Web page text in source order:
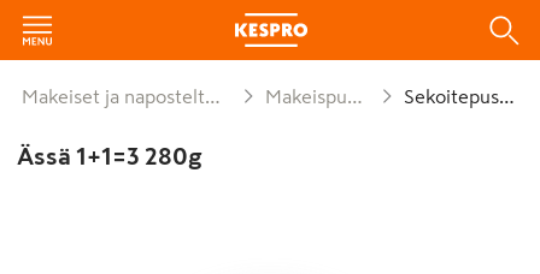
Makeiset ja naposteltavat Makeispussit Sekoitepussit
Ässä 1+1=3 280g